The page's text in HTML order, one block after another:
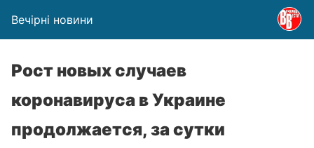
Вечірні новини
Рост новых случаев
коронавируса в Украине
продолжается, за сутки